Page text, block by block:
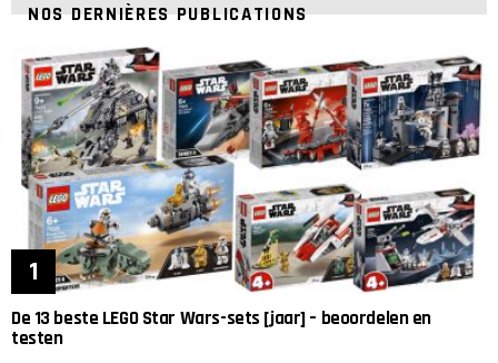
NOS DERNIÈRES PUBLICATIONS
De 13 beste LEGO Star Wars-sets [jaar] – beoordelen en
testen